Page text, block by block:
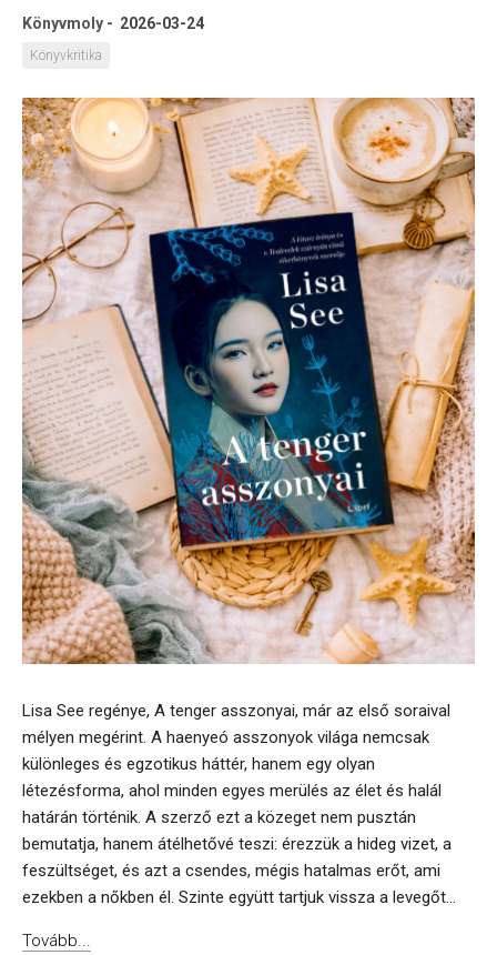
Könyvmoly - 2026-03-24
Könyvkritika
Lisa See regénye, A tenger asszonyai, már az első soraival
mélyen megérint. A haenyeó asszonyok világa nemcsak
különleges és egzotikus háttér, hanem egy olyan
létezésforma, ahol minden egyes merülés az élet és halál
határán történik. A szerző ezt a közeget nem pusztán
bemutatja, hanem átélhetővé teszi: érezzük a hideg vizet, a
feszültséget, és azt a csendes, mégis hatalmas erőt, ami
ezekben a nőkben él. Szinte együtt tartjuk vissza a levegőt...
Tovább...